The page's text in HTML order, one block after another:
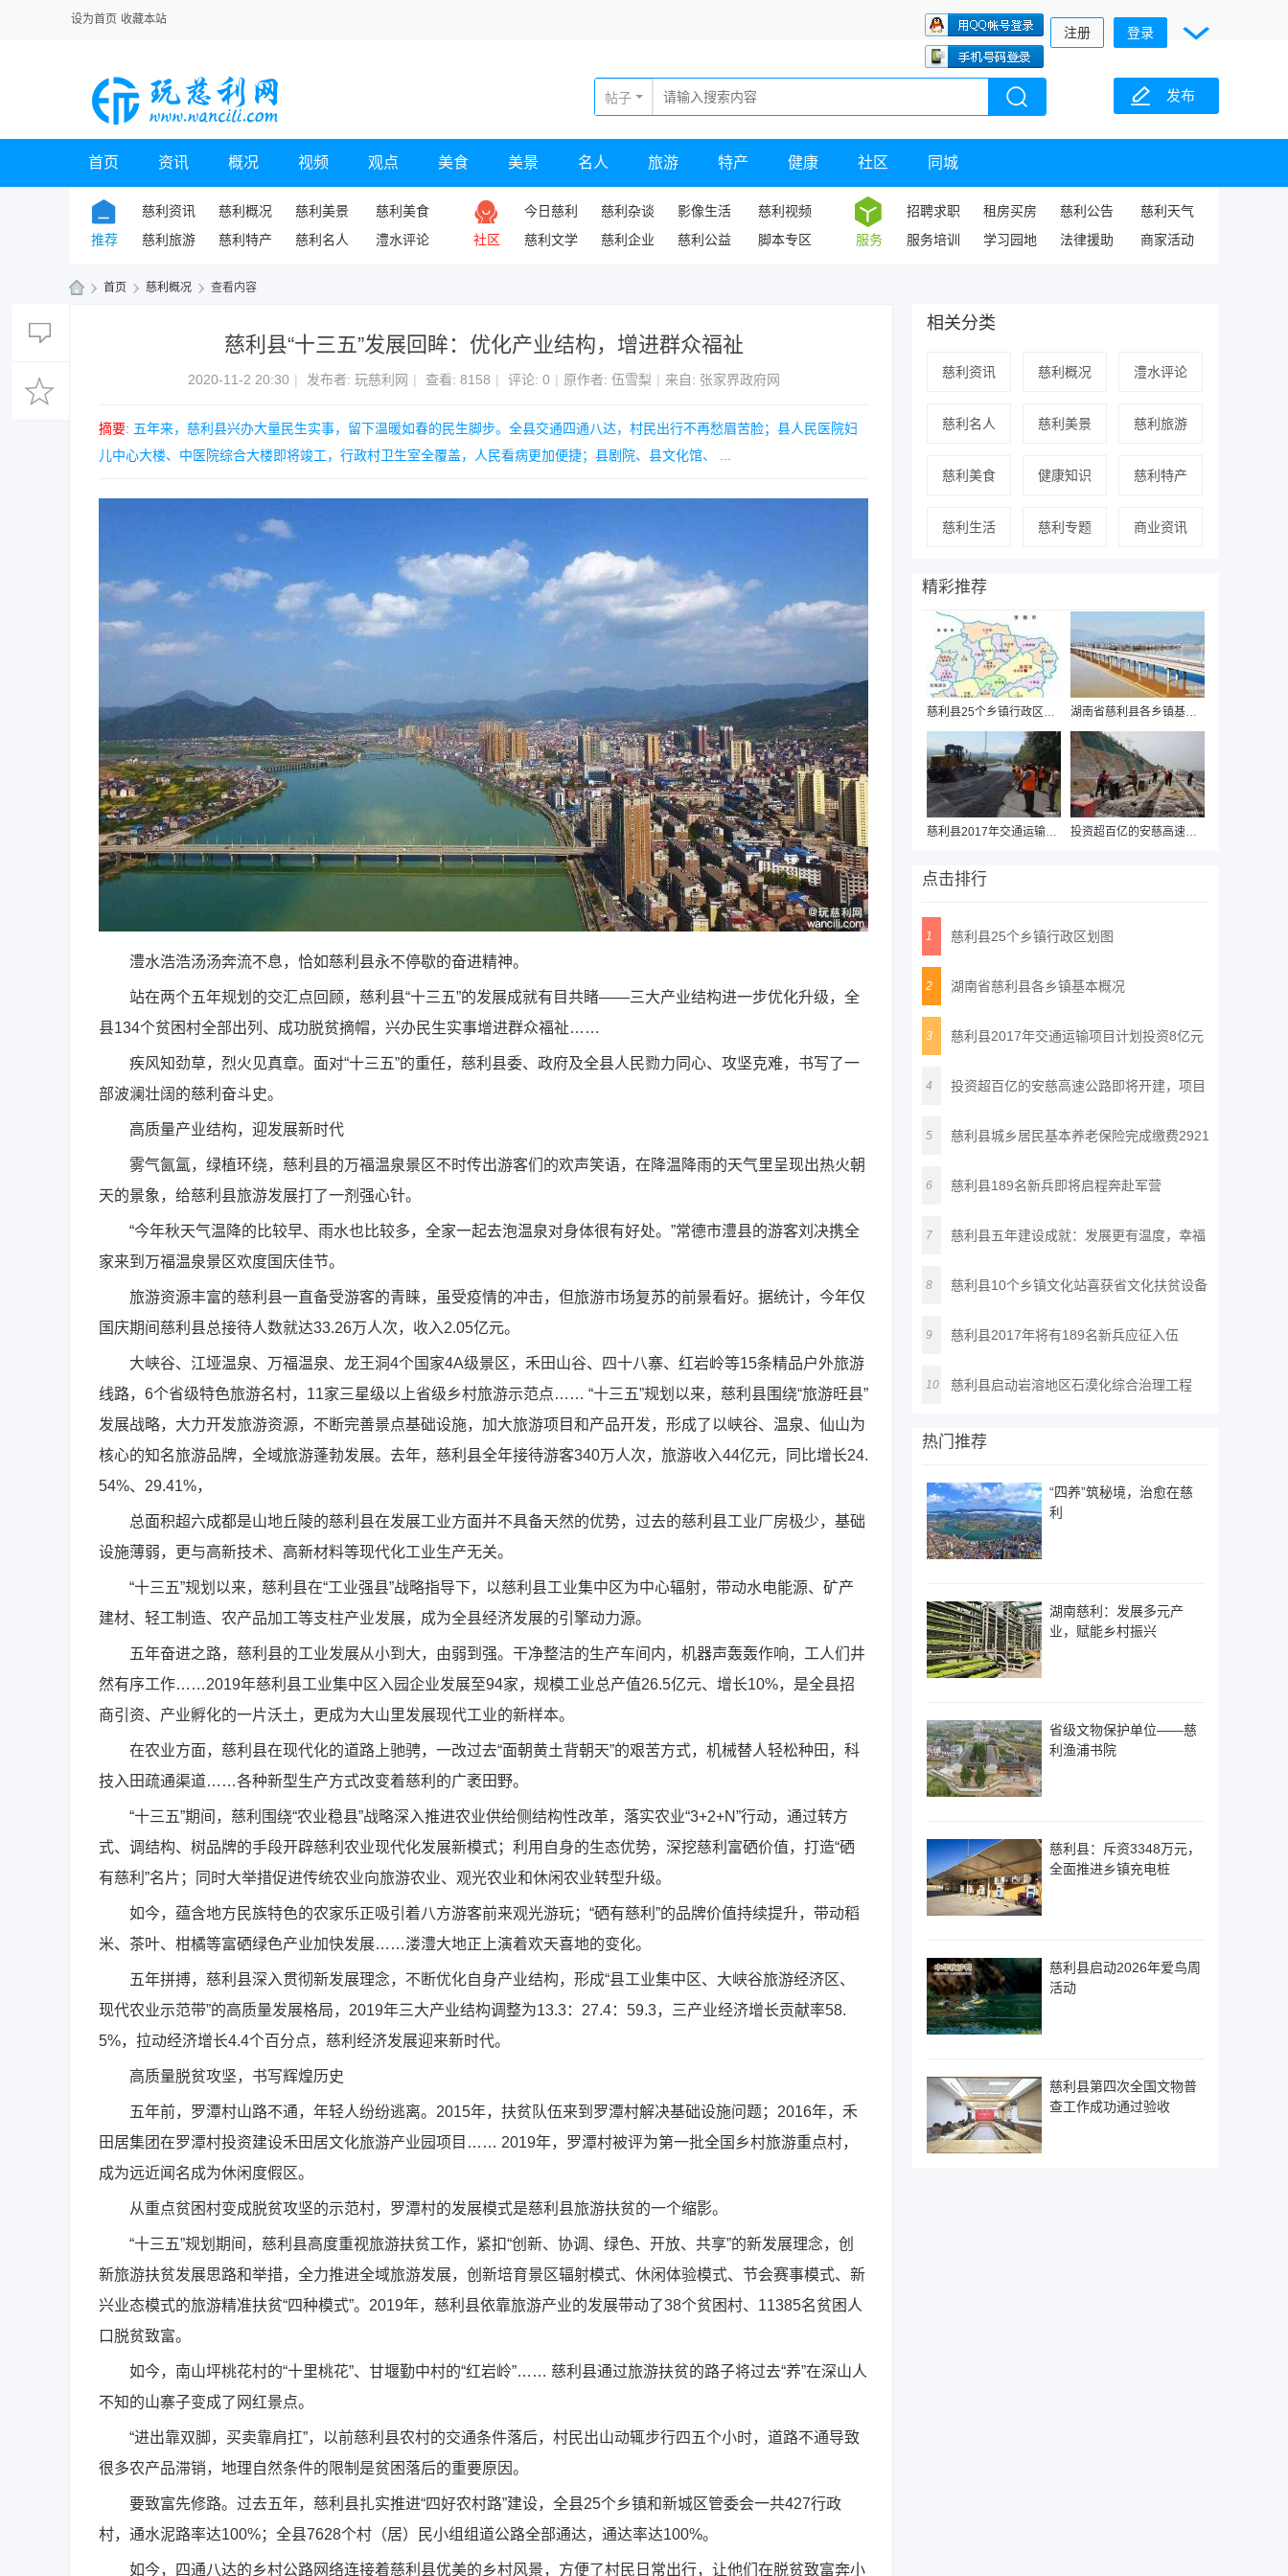
设为首页 收藏本站
注册 登录
发布
帖子
首页 资讯 概况 视频 观点 美食 美景 名人 旅游 特产 健康 社区 同城
推荐
慈利资讯 慈利概况 慈利美景
慈利美食
慈利旅游
慈利特产 慈利名人 澧水评论 社区
今日慈利 慈利杂谈 影像生活
慈利视频
慈利文学
慈利企业 慈利公益 脚本专区 服务
招聘求职 租房买房 慈利公告
慈利天气
服务培训
学习园地 法律援助 商家活动
› 首页 › 慈利概况 › 查看内容
慈利县“十三五”发展回眸：优化产业结构，增进群众福祉
2020-11-2 20:30 | 发布者: 玩慈利网 | 查看: 8158 | 评论: 0 | 原作者: 伍雪梨 | 来自: 张家界政府网
摘要: 五年来，慈利县兴办大量民生实事，留下温暖如春的民生脚步。全县交通四通八达，村民出行不再愁眉苦脸；县人民医院妇
儿中心大楼、中医院综合大楼即将竣工，行政村卫生室全覆盖，人民看病更加便捷；县剧院、县文化馆、 ...
澧水浩浩汤汤奔流不息，恰如慈利县永不停歇的奋进精神。
站在两个五年规划的交汇点回顾，慈利县“十三五”的发展成就有目共睹——三大产业结构进一步优化升级，全
县134个贫困村全部出列、成功脱贫摘帽，兴办民生实事增进群众福祉……
疾风知劲草，烈火见真章。面对“十三五”的重任，慈利县委、政府及全县人民勠力同心、攻坚克难，书写了一
部波澜壮阔的慈利奋斗史。
高质量产业结构，迎发展新时代
雾气氤氲，绿植环绕，慈利县的万福温泉景区不时传出游客们的欢声笑语，在降温降雨的天气里呈现出热火朝
天的景象，给慈利县旅游发展打了一剂强心针。
“今年秋天气温降的比较早、雨水也比较多，全家一起去泡温泉对身体很有好处。”常德市澧县的游客刘决携全
家来到万福温泉景区欢度国庆佳节。
旅游资源丰富的慈利县一直备受游客的青睐，虽受疫情的冲击，但旅游市场复苏的前景看好。据统计，今年仅
国庆期间慈利县总接待人数就达33.26万人次，收入2.05亿元。
大峡谷、江垭温泉、万福温泉、龙王洞4个国家4A级景区，禾田山谷、四十八寨、红岩岭等15条精品户外旅游
线路，6个省级特色旅游名村，11家三星级以上省级乡村旅游示范点…… “十三五”规划以来，慈利县围绕“旅游旺县”
发展战略，大力开发旅游资源，不断完善景点基础设施，加大旅游项目和产品开发，形成了以峡谷、温泉、仙山为
核心的知名旅游品牌，全域旅游蓬勃发展。去年，慈利县全年接待游客340万人次，旅游收入44亿元，同比增长24.
54%、29.41%，
总面积超六成都是山地丘陵的慈利县在发展工业方面并不具备天然的优势，过去的慈利县工业厂房极少，基础
设施薄弱，更与高新技术、高新材料等现代化工业生产无关。
“十三五”规划以来，慈利县在“工业强县”战略指导下，以慈利县工业集中区为中心辐射，带动水电能源、矿产
建材、轻工制造、农产品加工等支柱产业发展，成为全县经济发展的引擎动力源。
五年奋进之路，慈利县的工业发展从小到大，由弱到强。干净整洁的生产车间内，机器声轰轰作响，工人们井
然有序工作……2019年慈利县工业集中区入园企业发展至94家，规模工业总产值26.5亿元、增长10%，是全县招
商引资、产业孵化的一片沃土，更成为大山里发展现代工业的新样本。
在农业方面，慈利县在现代化的道路上驰骋，一改过去“面朝黄土背朝天”的艰苦方式，机械替人轻松种田，科
技入田疏通渠道……各种新型生产方式改变着慈利的广袤田野。
“十三五”期间，慈利围绕“农业稳县”战略深入推进农业供给侧结构性改革，落实农业“3+2+N”行动，通过转方
式、调结构、树品牌的手段开辟慈利农业现代化发展新模式；利用自身的生态优势，深挖慈利富硒价值，打造“硒
有慈利”名片；同时大举措促进传统农业向旅游农业、观光农业和休闲农业转型升级。
如今，蕴含地方民族特色的农家乐正吸引着八方游客前来观光游玩；“硒有慈利”的品牌价值持续提升，带动稻
米、茶叶、柑橘等富硒绿色产业加快发展……溇澧大地正上演着欢天喜地的变化。
五年拼搏，慈利县深入贯彻新发展理念，不断优化自身产业结构，形成“县工业集中区、大峡谷旅游经济区、
现代农业示范带”的高质量发展格局，2019年三大产业结构调整为13.3：27.4：59.3，三产业经济增长贡献率58.
5%，拉动经济增长4.4个百分点，慈利经济发展迎来新时代。
高质量脱贫攻坚，书写辉煌历史
五年前，罗潭村山路不通，年轻人纷纷逃离。2015年，扶贫队伍来到罗潭村解决基础设施问题；2016年，禾
田居集团在罗潭村投资建设禾田居文化旅游产业园项目…… 2019年，罗潭村被评为第一批全国乡村旅游重点村，
成为远近闻名成为休闲度假区。
从重点贫困村变成脱贫攻坚的示范村，罗潭村的发展模式是慈利县旅游扶贫的一个缩影。
“十三五”规划期间，慈利县高度重视旅游扶贫工作，紧扣“创新、协调、绿色、开放、共享”的新发展理念，创
新旅游扶贫发展思路和举措，全力推进全域旅游发展，创新培育景区辐射模式、休闲体验模式、节会赛事模式、新
兴业态模式的旅游精准扶贫“四种模式”。2019年，慈利县依靠旅游产业的发展带动了38个贫困村、11385名贫困人
口脱贫致富。
如今，南山坪桃花村的“十里桃花”、甘堰勤中村的“红岩岭”…… 慈利县通过旅游扶贫的路子将过去“养”在深山人
不知的山寨子变成了网红景点。
“进出靠双脚，买卖靠肩扛”，以前慈利县农村的交通条件落后，村民出山动辄步行四五个小时，道路不通导致
很多农产品滞销，地理自然条件的限制是贫困落后的重要原因。
要致富先修路。过去五年，慈利县扎实推进“四好农村路”建设，全县25个乡镇和新城区管委会一共427行政
村，通水泥路率达100%；全县7628个村（居）民小组组道公路全部通达，通达率达100%。
如今，四通八达的乡村公路网络连接着慈利县优美的乡村风景，方便了村民日常出行，让他们在脱贫致富奔小
相关分类
慈利资讯 慈利概况 澧水评论
慈利名人 慈利美景 慈利旅游
慈利美食 健康知识 慈利特产
慈利生活 慈利专题 商业资讯
精彩推荐
慈利县25个乡镇行政区划图 湖南省慈利县各乡镇基本概况
慈利县2017年交通运输项目计划投资8亿元 投资超百亿的安慈高速公路即将开建，项目建
点击排行
1 慈利县25个乡镇行政区划图
2 湖南省慈利县各乡镇基本概况
3 慈利县2017年交通运输项目计划投资8亿元
4 投资超百亿的安慈高速公路即将开建，项目
5 慈利县城乡居民基本养老保险完成缴费2921
6 慈利县189名新兵即将启程奔赴军营
7 慈利县五年建设成就：发展更有温度，幸福
8 慈利县10个乡镇文化站喜获省文化扶贫设备
9 慈利县2017年将有189名新兵应征入伍
10 慈利县启动岩溶地区石漠化综合治理工程
热门推荐
“四养”筑秘境，治愈在慈
利
湖南慈利：发展多元产
业，赋能乡村振兴
省级文物保护单位——慈
利渔浦书院
慈利县：斥资3348万元，
全面推进乡镇充电桩
慈利县启动2026年爱鸟周
活动
慈利县第四次全国文物普
查工作成功通过验收